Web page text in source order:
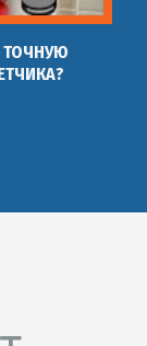
ТОЧНУЮ